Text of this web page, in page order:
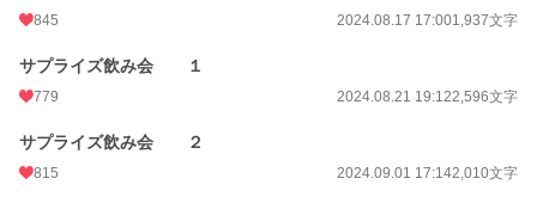
845 2024.08.17 17:001,937文字
サプライズ飲み会 １
779 2024.08.21 19:122,596文字
サプライズ飲み会 ２
815 2024.09.01 17:142,010文字